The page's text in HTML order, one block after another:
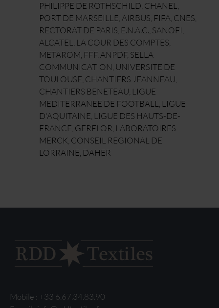
PHILIPPE DE ROTHSCHILD, CHANEL,
PORT DE MARSEILLE, AIRBUS, FIFA, CNES,
RECTORAT DE PARIS, E.N.A.C., SANOFI,
ALCATEL, LA COUR DES COMPTES,
METAROM, FFF, ANPDF, SELLA
COMMUNICATION, UNIVERSITE DE
TOULOUSE, CHANTIERS JEANNEAU,
CHANTIERS BENETEAU, LIGUE
MEDITERRANEE DE FOOTBALL, LIGUE
D'AQUITAINE, LIGUE DES HAUTS-DE-
FRANCE, GERFLOR, LABORATOIRES
MERCK, CONSEIL REGIONAL DE
LORRAINE, DAHER
Mobile : +33 6.67.34.83.90